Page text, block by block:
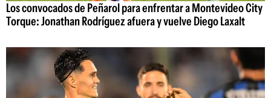
Los convocados de Peñarol para enfrentar a Montevideo City
Torque: Jonathan Rodríguez afuera y vuelve Diego Laxalt